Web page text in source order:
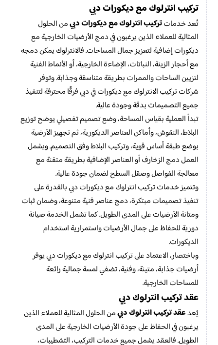
تركيب انترلوك مع ديكورات دبي
تُعد خدماتتركيب انترلوك مع ديكورات دبيمن الحلول
المثالية للعملاء الذين يرغبون في دمج الأرضيات الخارجية مع
ديكورات إضافية لتعزيز جمال المساحات. فالانترلوك يمكن دمجه
مع أحجار الزينة، النباتات، الإضاءة الخارجية، أو الأنماط الفنية
لتزيين الساحات والممرات بطريقة متناسقة وجذابة. وتوفر
شركات تركيب الانترلوك مع ديكورات في دبي فرقًا محترفة لتنفيذ
جميع التصميمات بدقة وجودة عالية.
تبدأ العملية بقياس المساحة، وضع تصميم تفصيلي يوضح توزيع
البلاط، النقوش، وأماكن العناصر الديكورية، ثم تجهيز الأرضية
بوضع طبقة أساس قوية، وتركيب البلاط وفق التصميم. ويشمل
العمل دمج الزخارف أو العناصر الإضافية بطريقة متقنة مع
معالجة الفواصل وصقل السطح لضمان جودة عالية.
وتتميز خدمات تركيب انترلوك مع ديكورات دبي بالقدرة على
تنفيذ تصميمات مبتكرة، دمج عناصر فنية متنوعة، وضمان ثبات
ومتانة الأرضيات على المدى الطويل. كما تشمل الخدمة صيانة
دورية للحفاظ على جمال الأرضيات واستمرارية استخدام
الديكورات.
وباختصار، الاعتماد على تركيب انترلوك مع ديكورات دبي يوفر
أرضيات جذابة، متينة، وفنية، تضفي لمسة جمالية رائعة
للمساحات الخارجية.
عقد تركيب انترلوك دبي
يُعدعقد تركيب انترلوك دبيمن الحلول المثالية للعملاء الذين
يرغبون في الحفاظ على جودة الأرضيات الخارجية على المدى
الطويل. فالعقد يشمل جميع خدمات التركيب، التشطيبات،